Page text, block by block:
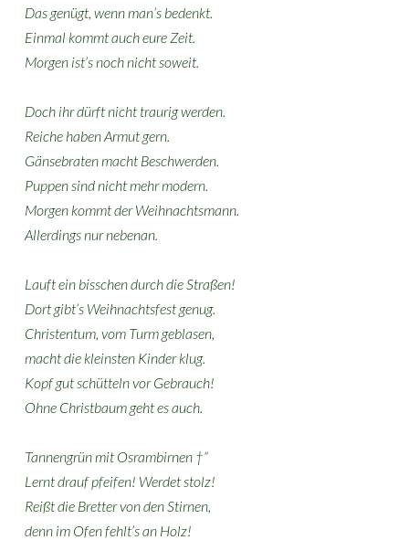
Das genügt, wenn man’s bedenkt.
Einmal kommt auch eure Zeit.
Morgen ist’s noch nicht soweit.
Doch ihr dürft nicht traurig werden.
Reiche haben Armut gern.
Gänsebraten macht Beschwerden.
Puppen sind nicht mehr modern.
Morgen kommt der Weihnachtsmann.
Allerdings nur nebenan.
Lauft ein bisschen durch die Straßen!
Dort gibt’s Weihnachtsfest genug.
Christentum, vom Turm geblasen,
macht die kleinsten Kinder klug.
Kopf gut schütteln vor Gebrauch!
Ohne Christbaum geht es auch.
Tannengrün mit Osrambirnen †“
Lernt drauf pfeifen! Werdet stolz!
Reißt die Bretter von den Stirnen,
denn im Ofen fehlt’s an Holz!